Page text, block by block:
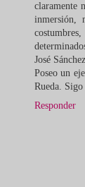
claramente
inmersión,
José
Poseo un
Rueda.
Responder